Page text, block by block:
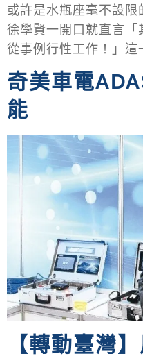
或許是水瓶座毫不設
徐學賢一開口就直言
從事例行性工作！」這
奇美車電
能
【轉動臺灣